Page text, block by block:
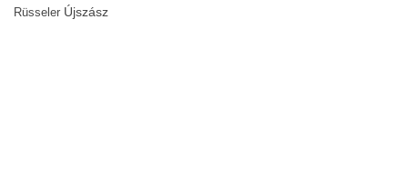
Rüsseler Újszász